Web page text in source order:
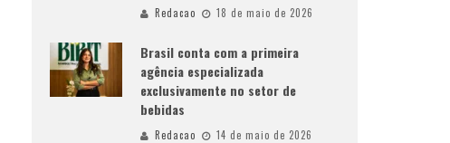
Redacao 18 de maio de 2026
Brasil conta com a primeira
agência especializada
exclusivamente no setor de
bebidas
Redacao 14 de maio de 2026